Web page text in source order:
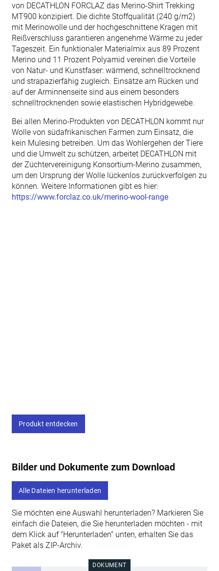
von DECATHLON FORCLAZ das Merino-Shirt Trekking
MT900 konzipiert. Die dichte Stoffqualität (240 g/m2)
mit Merinowolle und der hochgeschnittene Kragen mit
Reißverschluss garantieren angenehme Wärme zu jeder
Tageszeit. Ein funktionaler Materialmix aus 89 Prozent
Merino und 11 Prozent Polyamid vereinen die Vorteile
von Natur- und Kunstfaser: wärmend, schnelltrocknend
und strapazierfähig zugleich. Einsätze am Rücken und
auf der Arminnenseite sind aus einem besonders
schnelltrocknenden sowie elastischen Hybridgewebe.
Bei allen Merino-Produkten von DECATHLON kommt nur
Wolle von südafrikanischen Farmen zum Einsatz, die
kein Mulesing betreiben. Um das Wohlergehen der Tiere
und die Umwelt zu schützen, arbeitet DECATHLON mit
der Züchtervereinigung Konsortium-Merino zusammen,
um den Ursprung der Wolle lückenlos zurückverfolgen zu
können. Weitere Informationen gibt es hier:
https://www.forclaz.co.uk/merino-wool-range
Produkt entdecken
Bilder und Dokumente zum Download
Alle Dateien herunterladen
Sie möchten eine Auswahl herunterladen? Markieren Sie
einfach die Dateien, die Sie herunterladen möchten - mit
dem Klick auf "Herunterladen" unten, erhalten Sie das
Paket als ZIP-Archiv.
DOKUMENT